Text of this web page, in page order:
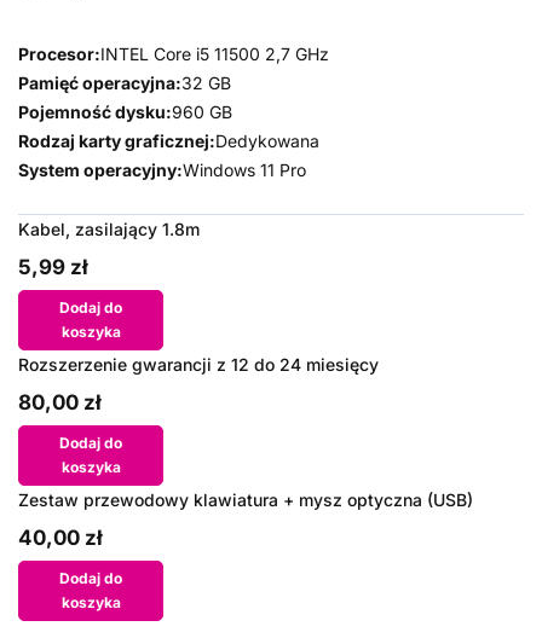
Procesor:INTEL Core i5 11500 2,7 GHz
Pamięć operacyjna:32 GB
Pojemność dysku:960 GB
Rodzaj karty graficznej:Dedykowana
System operacyjny:Windows 11 Pro
Kabel, zasilający 1.8m
5,99 zł
Dodaj do
koszyka
Rozszerzenie gwarancji z 12 do 24 miesięcy
80,00 zł
Dodaj do
koszyka
Zestaw przewodowy klawiatura + mysz optyczna (USB)
40,00 zł
Dodaj do
koszyka